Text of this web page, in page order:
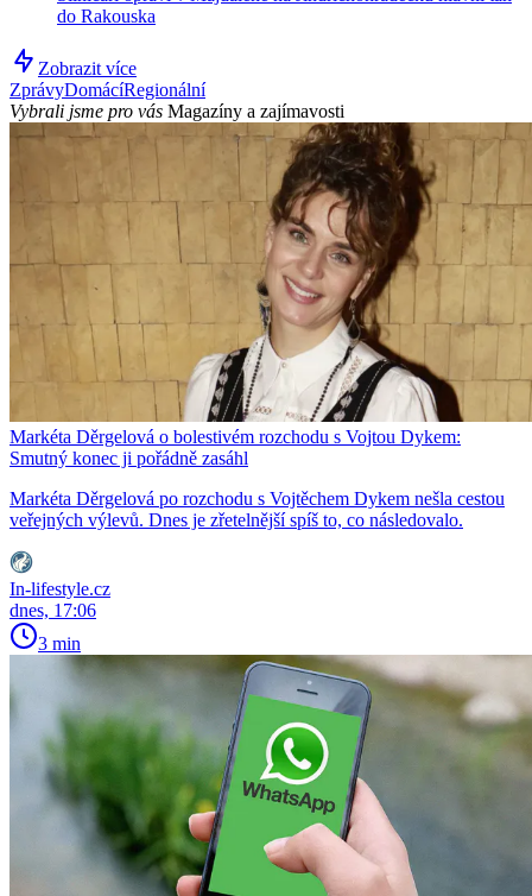
do Rakouska
Zobrazit více
ZprávyDomácíRegionální
Vybrali jsme pro vás Magazíny a zajímavosti
Markéta Děrgelová o bolestivém rozchodu s Vojtou Dykem:
Smutný konec ji pořádně zasáhl
Markéta Děrgelová po rozchodu s Vojtěchem Dykem nešla cestou
veřejných výlevů. Dnes je zřetelnější spíš to, co následovalo.
In-lifestyle.cz
dnes, 17:06
3 min